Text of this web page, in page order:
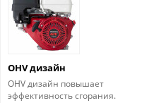
OHV дизайн
OHV дизайн повышает
эффективность сгорания.